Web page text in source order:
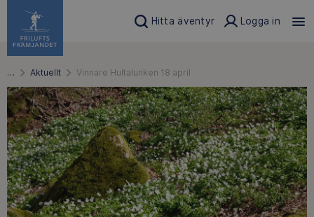
Hitta äventyr Logga in
… Aktuellt Vinnare Hultalunken 18 april